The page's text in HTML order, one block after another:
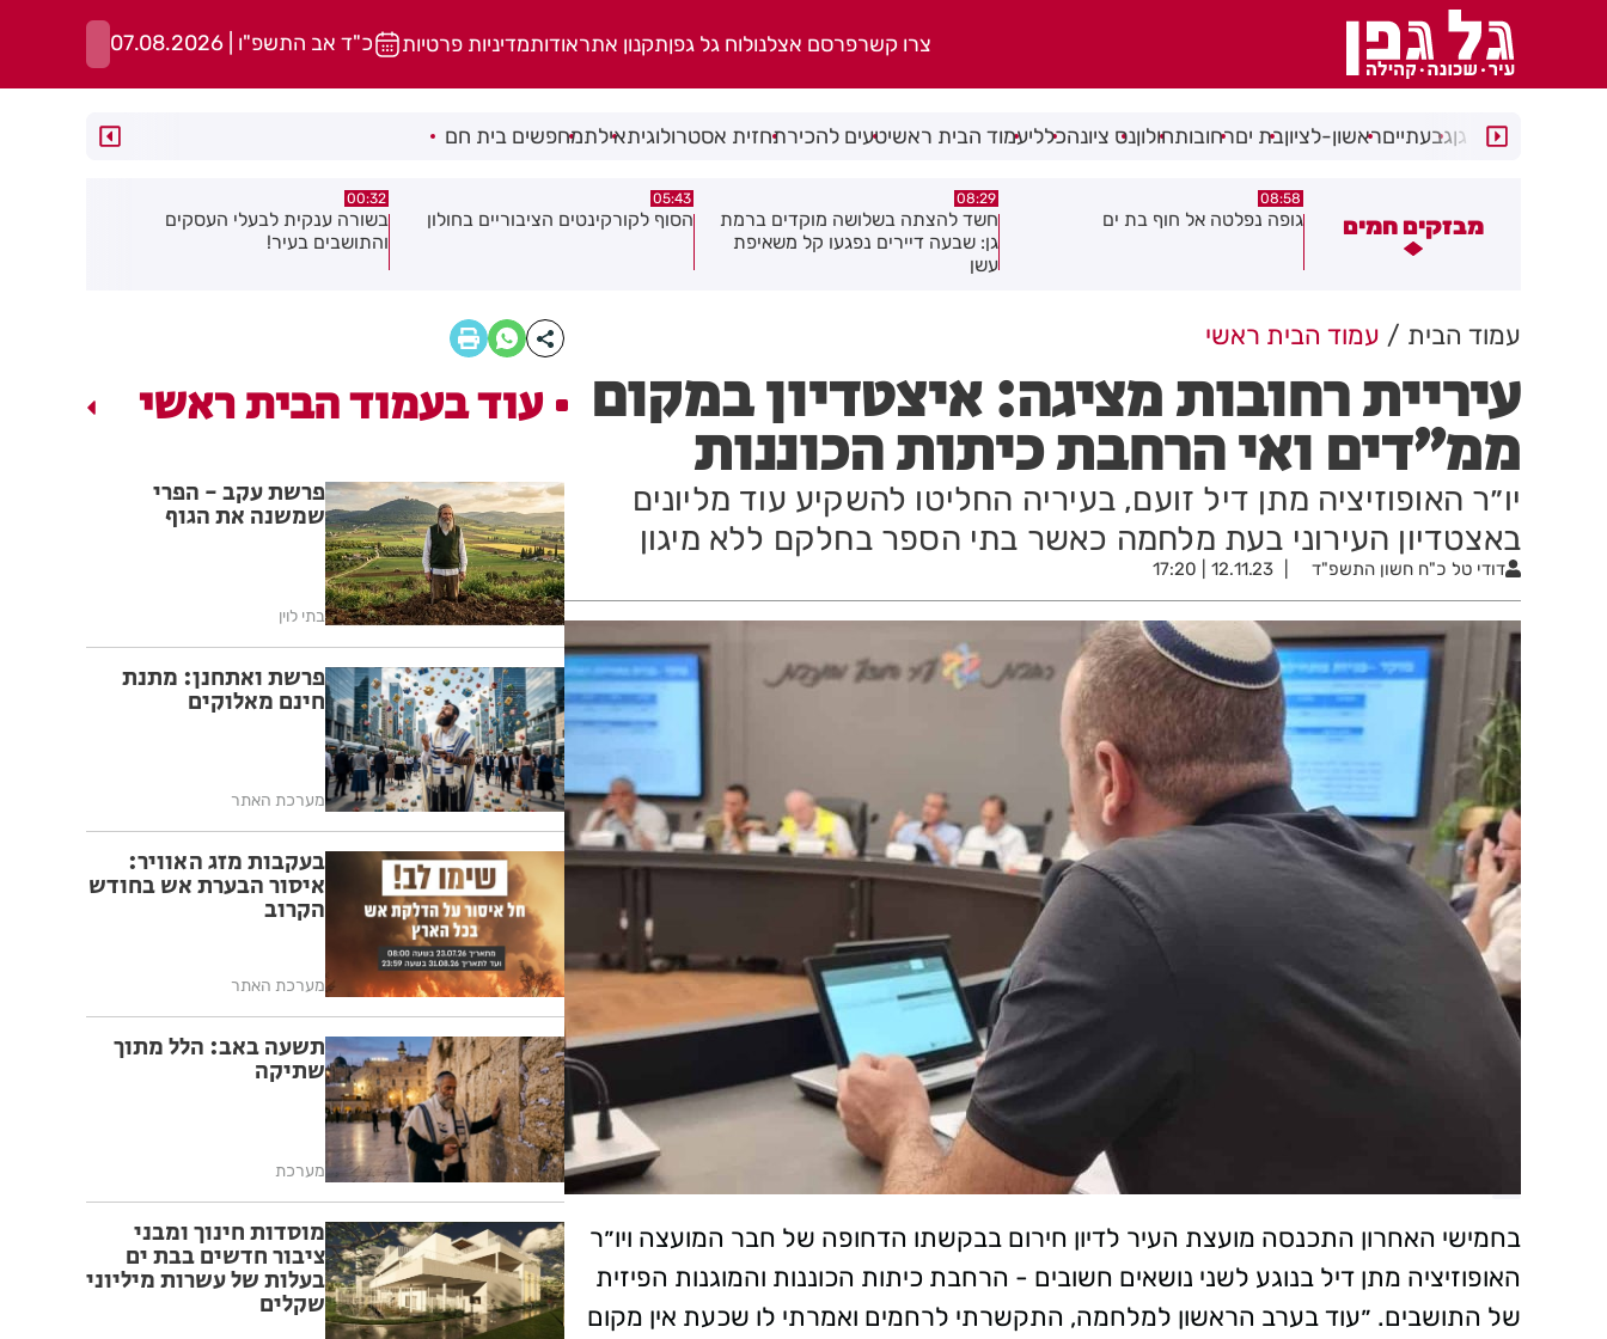
צרו קשרפרסם אצלנולוח גל גפןתקנון אתראודותמדיניות פרטיות כ"ד אב התשפ"ו | 07.08.2026
רמת גןגבעתייםראשון-לציוןבת יםרחובותחולוןנס ציונהכלליעמוד הבית ראשיטעים להכירתחזית אסטרולוגיתאילתמחפשים בית חם
מבזקים חמים
גופה נפלטה אל חוף בת ים
08:29
חשד להצתה בשלושה מוקדים ברמת
05:43
הסוף לקורקינטים הציבוריים בחולון
00:32
בשורה ענקית לבעלי העסקים
06.08.26
תושב בת ים נעצר בחשד לאונס אלים
של צעירה בת 18
עמוד הבית עמוד הבית ראשי
עיריית רחובות מציגה: איצטדיון במקום
ממ״דים ואי הרחבת כיתות הכוננות
יו״ר האופוזיציה מתן דיל זועם, בעיריה החליטו להשקיע עוד מליונים
באצטדיון העירוני בעת מלחמה כאשר בתי הספר בחלקם ללא מיגון
דודי טל כ"ח חשון התשפ"ד 12.11.23 | 17:20
בחמישי האחרון התכנסה מועצת העיר לדיון חירום בבקשתו הדחופה של חבר המועצה ויו״ר
האופוזיציה מתן דיל בנוגע לשני נושאים חשובים - הרחבת כיתות הכוננות והמוגנות הפיזית
של התושבים. ״עוד בערב הראשון למלחמה, התקשרתי לרחמים ואמרתי לו שכעת אין מקום
עוד בעמוד הבית ראשי
פרשת עקב - הפרי
שמשנה את הגוף
בתי לוין
פרשת ואתחנן: מתנת
חינם מאלוקים
מערכת האתר
בעקבות מזג האוויר:
איסור הבערת אש בחודש
הקרוב
מערכת האתר
תשעה באב: הלל מתוך
שתיקה
מערכת
מוסדות חינוך ומבני
ציבור חדשים בבת ים
בעלות של עשרות מיליוני
שקלים